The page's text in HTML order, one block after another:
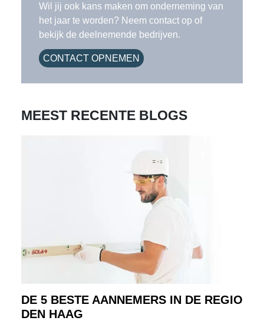
Wil jij ook kans maken om onderneming van
het jaar te worden? Neem contact op of
bekijk de deelnemende bedrijven.
CONTACT OPNEMEN
MEEST RECENTE BLOGS
DE 5 BESTE AANNEMERS IN DE REGIO
DEN HAAG